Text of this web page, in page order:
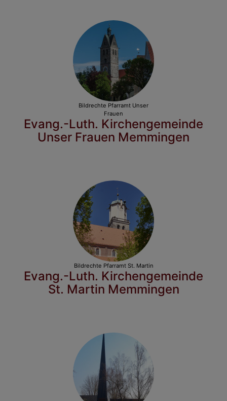
Bildrechte Pfarramt Unser
Frauen
Evang.-Luth. Kirchengemeinde
Unser Frauen Memmingen
Bildrechte Pfarramt St. Martin
Evang.-Luth. Kirchengemeinde
St. Martin Memmingen